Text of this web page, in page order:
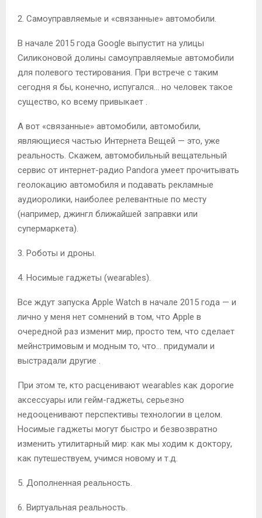
2. Самоуправляемые и «связанные» автомобили.
В начале 2015 года Google выпустит на улицы
Силиконовой долины самоуправляемые автомобили
для полевого тестирования. При встрече с таким
сегодня я бы, конечно, испугался… но человек такое
существо, ко всему привыкает .
А вот «связанные» автомобили, автомобили,
являющиеся частью Интернета Вещей — это, уже
реальность. Скажем, автомобильный вещательный
сервис от интернет-радио Pandora умеет прочитывать
геолокацию автомобиля и подавать рекламные
аудиоролики, наиболее релевантные по месту
(например, джингл ближайшей заправки или
супермаркета).
3. Роботы и дроны.
4. Носимые гаджеты (wearables).
Все ждут запуска Apple Watch в начале 2015 года — и
лично у меня нет сомнений в том, что Apple в
очередной раз изменит мир, просто тем, что сделает
мейнстримовым и модным то, что… придумали и
выстрадали другие .
При этом те, кто расценивают wearables как дорогие
аксессуары или гейм-гаджеты, серьезно
недооценивают перспективы технологии в целом.
Носимые гаджеты могут быстро и безвозвратно
изменить утилитарный мир: как мы ходим к доктору,
как путешествуем, учимся новому и т.д.
5. Дополненная реальность.
6. Виртуальная реальность.